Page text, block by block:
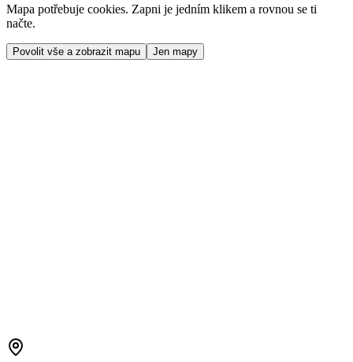
Mapa potřebuje cookies. Zapni je jedním klikem a rovnou se ti
načte.
Povolit vše a zobrazit mapu Jen mapy